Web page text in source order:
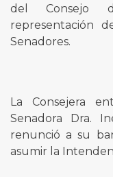
del Consejo
representación
Senadores.
La Consejera
Senadora Dra.
renunció a su
asumir la